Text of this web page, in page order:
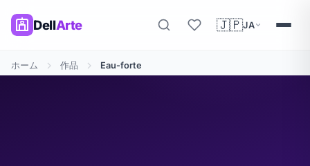
DellArte 🇯🇵JA
ホーム 作品 Eau-forte